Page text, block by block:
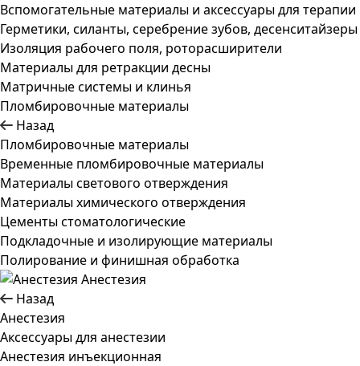
Вспомогательные материалы и аксессуары для терапии
Герметики, силанты, серебрение зубов, десенситайзеры
Изоляция рабочего поля, роторасширители
Материалы для ретракции десны
Матричные системы и клинья
Пломбировочные материалы
Назад
Пломбировочные материалы
Временные пломбировочные материалы
Материалы светового отверждения
Материалы химического отверждения
Цементы стоматологические
Подкладочные и изолирующие материалы
Полирование и финишная обработка
Анестезия
Назад
Анестезия
Аксессуары для анестезии
Анестезия инъекционная